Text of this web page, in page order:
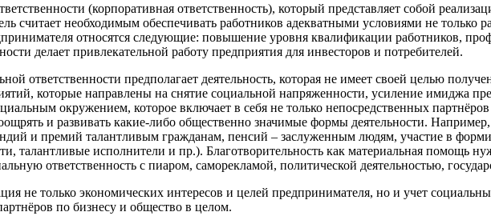
(корпоративная ответственность), который представляет собой
считает необходимым обеспечивать работников адекватными условиями не только
относятся следующие: повышение уровня квалификации работников,
делает привлекательной работу предприятия для инвесторов и потребителей.
ответственности предполагает деятельность, которая не имеет своей целью
которые направлены на снятие социальной напряженности, усиление имиджа
окружением, которое включает в себя не только непосредственных
и развивать какие-либо общественно значимые формы деятельности.
и премий талантливым гражданам, пенсий – заслуженным людям, участие в
талантливые исполнители и пр.). Благотворительность как материальная помощь
ответственность с пиаром, саморекламой, политической деятельностью,
не только экономических интересов и целей предпринимателя, но и учет
по бизнесу и общество в целом.